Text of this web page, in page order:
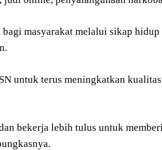
masyarakat melalui sikap
untuk terus meningkatkan
bekerja lebih tulus untuk